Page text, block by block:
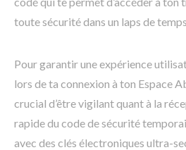
toute sécurité dans un laps de
Pour garantir une expérience
lors de ta connexion à ton Espace
crucial d’être vigilant quant à la
rapide du code de sécurité
avec des clés électroniques ultra-